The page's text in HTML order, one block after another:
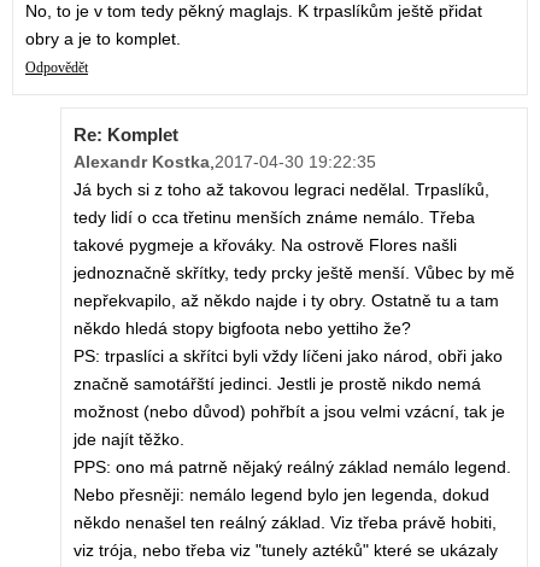
No, to je v tom tedy pěkný maglajs. K trpaslíkům ještě přidat
obry a je to komplet.
Odpovědět
Re: Komplet
Alexandr Kostka,2017-04-30 19:22:35
Já bych si z toho až takovou legraci nedělal. Trpaslíků,
tedy lidí o cca třetinu menších známe nemálo. Třeba
takové pygmeje a křováky. Na ostrově Flores našli
jednoznačně skřítky, tedy prcky ještě menší. Vůbec by mě
nepřekvapilo, až někdo najde i ty obry. Ostatně tu a tam
někdo hledá stopy bigfoota nebo yettiho že?
PS: trpaslíci a skřítci byli vždy líčeni jako národ, obři jako
značně samotářští jedinci. Jestli je prostě nikdo nemá
možnost (nebo důvod) pohřbít a jsou velmi vzácní, tak je
jde najít těžko.
PPS: ono má patrně nějaký reálný základ nemálo legend.
Nebo přesněji: nemálo legend bylo jen legenda, dokud
někdo nenašel ten reálný základ. Viz třeba právě hobiti,
viz trója, nebo třeba viz "tunely aztéků" které se ukázaly